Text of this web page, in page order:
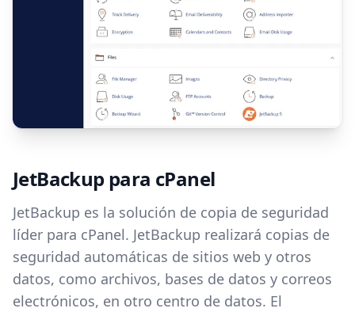
JetBackup para cPanel
JetBackup es la solución de copia de seguridad
líder para cPanel. JetBackup realizará copias de
seguridad automáticas de sitios web y otros
datos, como archivos, bases de datos y correos
electrónicos, en otro centro de datos. El